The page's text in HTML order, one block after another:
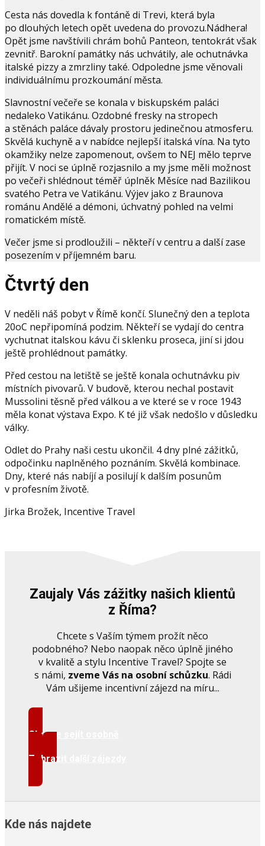
Cesta nás dovedla k fontáně di Trevi, která byla
po dlouhých letech opět uvedena do provozu.Nádhera!
Opět jsme navštívili chrám bohů Panteon, tentokrát však
zevnitř. Barokní památky nás uchvátily, ale ochutnávka
italské pizzy a zmrzliny také. Odpoledne jsme věnovali
individuálnímu prozkoumání města.
Slavnostní večeře se konala v biskupském paláci
nedaleko Vatikánu. Ozdobné fresky na stropech
a stěnách paláce dávaly prostoru jedinečnou atmosferu.
Skvělá kuchyně a v nabídce nejlepší italská vína. Na tyto
okamžiky nelze zapomenout, ovšem to NEJ mělo teprve
přijít. V noci se úplně rozjasnilo a my jsme měli možnost
po večeři shlédnout téměř úplněk Měsíce nad Bazilikou
svatého Petra ve Vatikánu. Výjev jako z Braunova
románu Andělé a démoni, úchvatný pohled na velmi
romatickém místě.
Večer jsme si prodloužili – někteří v centru a další zase
posezením v příjemném baru.
Čtvrtý den
V neděli náš pobyt v Římě končí. Slunečný den a teplota
20oC nepřipomíná podzim. Někteří se vydají do centra
vychutnat italskou kávu či sklenku proseca, jiní si jdou
ještě prohlédnout památky.
Před cestou na letiště se ještě konala ochutnávku piv
místních pivovarů. V budově, kterou nechal postavit
Mussolini těsně před válkou a ve které se v roce 1943
měla konat výstava Expo. K té již však nedošlo v důsledku
války.
Odlet do Prahy naši cestu ukončil. 4 dny plné zážitků,
odpočinku naplněného poznáním. Skvělá kombinace.
Dny, které nás nabíjí a posilují k dalším posunům
v profesním životě.
Jirka Brožek, Incentive Travel
Zaujaly Vás zážitky našich klientů
z Říma?
Chcete s Vaším týmem prožít něco
podobného? Nebo naopak něco úplně jiného
v kvalitě a stylu Incentive Travel? Spojte se
s námi, zveme Vás na osobní schůzku. Rádi
Vám ušijeme incentivní zájezd na míru...
Chci se sejít osobně
Zobrazit další zájezdy
Kde nás najdete